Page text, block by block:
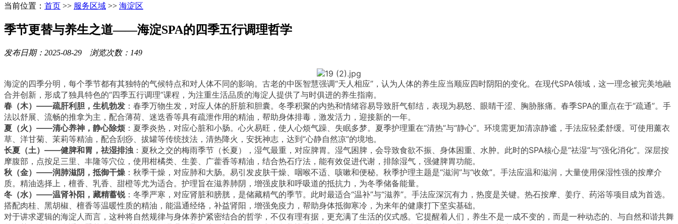
当前位置： 首页 >> 服务区域 >> 海淀区
季节更替与养生之道——海淀SPA的四季五行调理哲学
发布日期：2025-08-29 浏览次数：149
海淀的四季分明，每个季节都有其独特的气候特点和对人体不同的影响。古老的中医智慧强调“天人相应”，认为人体的养生应当顺应四时阴阳的变化。在现代SPA领域，这一理念被完美地融
合并创新，形成了独具特色的“四季五行调理”课程，为注重生活品质的海淀人提供了与时俱进的养生指南。
春（木）——疏肝利胆，生机勃发 ：春季万物生发，对应人体的肝脏和胆囊。冬季积聚的内热和情绪容易导致肝气郁结，表现为易怒、眼睛干涩、胸胁胀痛。春季SPA的重点在于“疏通”。手
法以舒展、流畅的推拿为主，配合薄荷、迷迭香等具有疏泄作用的精油，帮助身体排毒，激发活力，迎接新的一年。
夏（火）——清心养神，静心除烦：夏季炎热，对应心脏和小肠。心火易旺，使人心烦气躁、失眠多梦。夏季护理重在“清热”与“静心”。环境需更加清凉静谧，手法应轻柔舒缓。可使用薰衣
草、洋甘菊、茉莉等精油，配合刮痧、拔罐等传统技法，清热降火，安抚神志，达到“心静自然凉”的境地。
长夏（土）——健脾和胃，祛湿排浊 ：夏秋之交的梅雨季节（长夏），湿气最重，对应脾胃。湿气困脾，会导致食欲不振、身体困重、水肿。此时的SPA核心是“祛湿”与“强化消化”。深层按
摩腹部，点按足三里、丰隆等穴位，使用柑橘类、生姜、广藿香等精油，结合热石疗法，能有效促进代谢，排除湿气，强健脾胃功能。
秋（金）——润肺滋阴，抵御干燥 ：秋季干燥，对应肺和大肠。易引发皮肤干燥、咽喉不适、咳嗽和便秘。秋季护理主题是“滋润”与“收敛”。手法应温和滋润，大量使用保湿性强的按摩介
质。精油选择上，檀香、乳香、甜橙等尤为适合。护理旨在滋养肺阴，增强皮肤和呼吸道的抵抗力，为冬季储备能量。
冬（水）——温肾补阳，藏精蓄锐：冬季严寒，对应肾脏和膀胱，是储藏精气的季节。此时最适合“温补”与“滋养”。手法应深沉有力，热度是关键。热石按摩、姜疗、药浴等项目成为首选。
搭配肉桂、黑胡椒、檀香等温暖性质的精油，能温通经络，补益肾阳，增强免疫力，帮助身体抵御寒冷，为来年的健康打下坚实基础。
对于讲求逻辑的海淀人而言，这种将自然规律与身体养护紧密结合的哲学，不仅有理有据，更充满了生活的仪式感。它提醒着人们，养生不是一成不变的，而是一种动态的、与自然和谐共舞